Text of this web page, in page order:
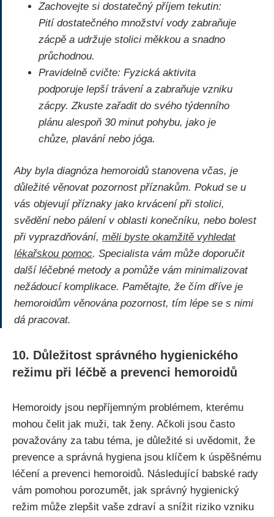
Zachovejte si dostatečný příjem tekutin:
Pití dostatečného množství vody zabraňuje
zácpě a udržuje stolici měkkou a snadno
průchodnou.
Pravidelně ​cvičte: Fyzická aktivita
podporuje lepší trávení a zabraňuje⁢ vzniku
zácpy. Zkuste zařadit do ​svého týdenního
plánu⁢ alespoň 30 minut pohybu, ⁣jako je
⁢chůze, plavání nebo jóga.
Aby byla diagnóza hemoroidů stanovena včas, je
⁤důležité věnovat pozornost příznakům. Pokud ⁣se⁣ u
vás objevují příznaky jako krvácení při stolici,
⁢svědění nebo pálení v oblasti ⁣konečníku, nebo bolest
při ⁤vyprazdňování, měli byste okamžitě vyhledat
lékařskou pomoc. Specialista vám ⁢může ‌doporučit
další léčebné metody a pomůže‍ vám minimalizovat
nežádoucí komplikace. Pamětajte,⁣ že čím dříve je
hemoroidům věnována pozornost, tím ‌lépe se s nimi
dá pracovat.
10. Důležitost správného​ hygienického
režimu při léčbě a prevenci hemoroidů
Hemoroidy jsou nepříjemným problémem, kterému
mohou čelit jak muži, tak ženy. Ačkoli jsou často​
považovány za tabu téma,​ je důležité si uvědomit, že
prevence a správná hygiena jsou​ klíčem k úspěšnému
léčení a⁤ prevenci hemoroidů. Následující babské rady
vám pomohou porozumět, jak správný hygienický
režim může zlepšit vaše zdraví a snížit riziko vzniku